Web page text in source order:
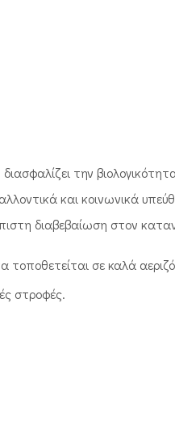
την
και κοινωνικά
διαβεβαίωση στον
σε καλά
στροφές.